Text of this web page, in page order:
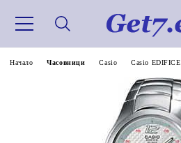
Начало Часовници Casio Casio EDIFICE